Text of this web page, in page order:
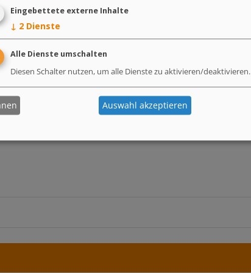
– in diesem
Shop
Eingebettete externe Inhalte
↓ 2 Dienste
Alle Dienste umschalten
Diesen Schalter nutzen, um alle Dienste zu aktivieren/deaktivieren.
Auswahl akzeptieren